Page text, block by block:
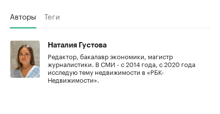
Авторы Теги
Наталия Густова
Редактор, бакалавр экономики, магистр
журналистики. В СМИ - с 2014 года, с 2020 года
исследую тему недвижимости в «РБК-
Недвижимости».